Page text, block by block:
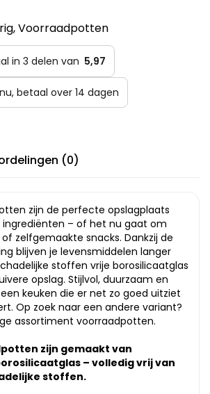
,Voorraadpotten
in 3 delen van 5,97
betaal over 14 dagen
(0)
zijn de perfecte opslagplaats
– of het nu gaat om
zelfgemaakte snacks. Dankzij de
blijven je levensmiddelen langer
stoffen vrije borosilicaatglas
opslag. Stijlvol, duurzaam en
keuken die er net zo goed uitziet
Op zoek naar een andere variant?
assortiment voorraadpotten.
zijn gemaakt van
– volledig vrij van
stoffen.